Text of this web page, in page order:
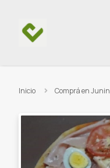
Inicio Comprá en Junin